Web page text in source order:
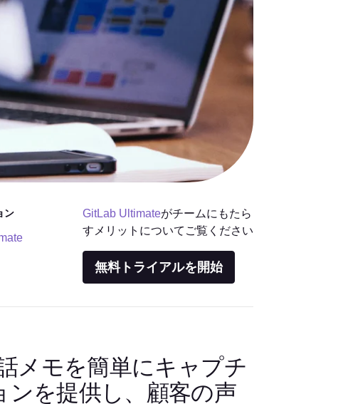
ン GitLab Ultimateがチームにもたら
すメリットについてご覧ください
無料トライアルを開始
メモを簡単にキャプチ
ンを提供し、顧客の声